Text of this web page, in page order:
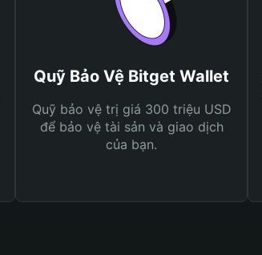
Quỹ Bảo Vệ Bitget Wallet
Quỹ bảo vệ trị giá 300 triệu USD
để bảo vệ tài sản và giao dịch
của bạn.